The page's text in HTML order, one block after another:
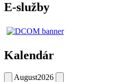
E-služby
Kalendár
August2026